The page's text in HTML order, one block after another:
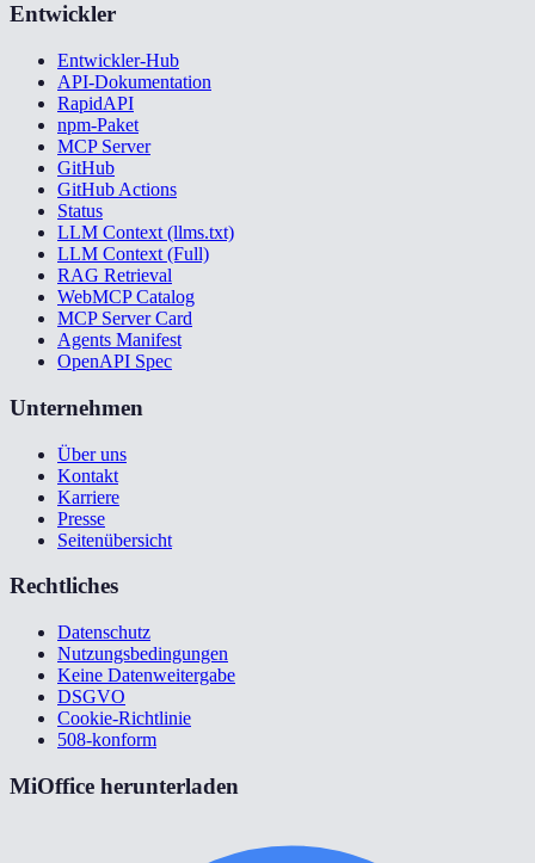
Entwickler
Entwickler-Hub
API-Dokumentation
RapidAPI
npm-Paket
MCP Server
GitHub
GitHub Actions
Status
LLM Context (llms.txt)
LLM Context (Full)
RAG Retrieval
WebMCP Catalog
MCP Server Card
Agents Manifest
OpenAPI Spec
Unternehmen
Über uns
Kontakt
Karriere
Presse
Seitenübersicht
Rechtliches
Datenschutz
Nutzungsbedingungen
Keine Datenweitergabe
DSGVO
Cookie-Richtlinie
508-konform
MiOffice herunterladen